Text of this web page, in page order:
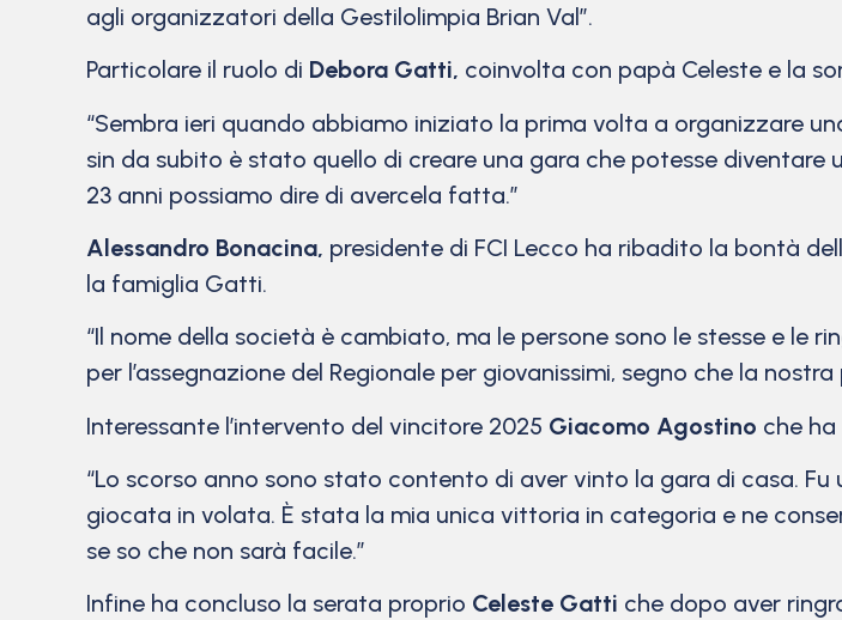
agli organizzatori della Gestilolimpia Brian Val”.
Particolare il ruolo di Debora Gatti, coinvolta con papà Celeste e la
“Sembra ieri quando abbiamo iniziato la prima volta a organizzare
sin da subito è stato quello di creare una gara che potesse
23 anni possiamo dire di avercela fatta.”
Alessandro Bonacina, presidente di FCI Lecco ha ribadito la bontà
la famiglia Gatti.
“Il nome della società è cambiato, ma le persone sono le stesse e le
per l’assegnazione del Regionale per giovanissimi, segno che la
Interessante l’intervento del vincitore 2025 Giacomo Agostino che
“Lo scorso anno sono stato contento di aver vinto la gara di casa.
giocata in volata. È stata la mia unica vittoria in categoria e ne
se so che non sarà facile.”
Infine ha concluso la serata proprio Celeste Gatti che dopo aver